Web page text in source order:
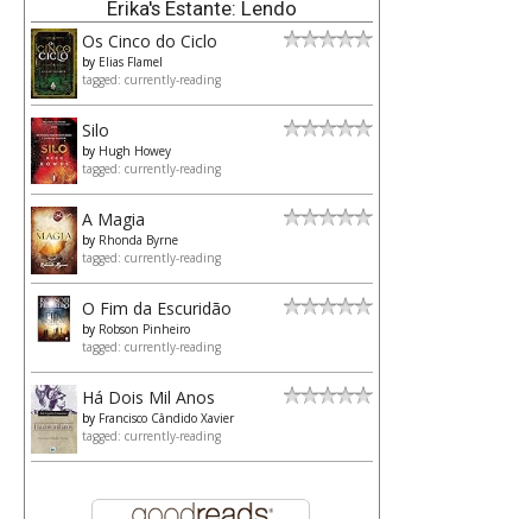
Erika's Estante: Lendo
Os Cinco do Ciclo
by Elias Flamel
tagged: currently-reading
Silo
by Hugh Howey
tagged: currently-reading
A Magia
by Rhonda Byrne
tagged: currently-reading
O Fim da Escuridão
by Robson Pinheiro
tagged: currently-reading
Há Dois Mil Anos
by Francisco Cândido Xavier
tagged: currently-reading